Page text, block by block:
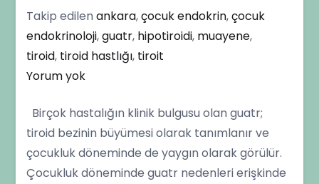
Takip edilenankara,çocuk endokrin,çocuk
endokrinoloji,guatr, hipotiroidi, muayene,
tiroid, tiroid hastlığı, tiroit
Yorum yokÇocukluk
Guatr
Birçok hastalığın klinik bulgusu olan guatr;
tiroid bezinin büyümesi olarak tanımlanır ve
çocukluk döneminde de yaygın olarak görülür.
Çocukluk döneminde guatr nedenleri erişkinde